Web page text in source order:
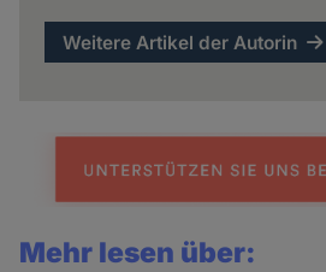
Weitere Artikel der Autorin
Mehr lesen über: